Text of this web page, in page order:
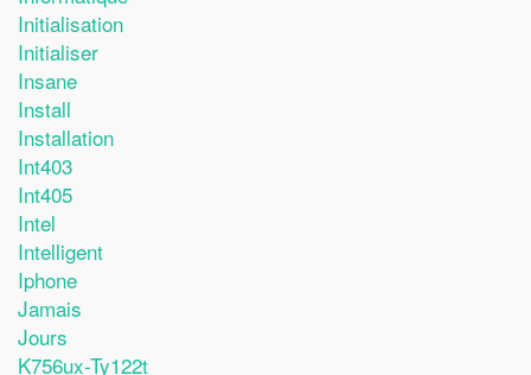
Initialisation
Initialiser
Insane
Install
Installation
Int403
Int405
Intel
Intelligent
Iphone
Jamais
Jours
K756ux-Ty122t